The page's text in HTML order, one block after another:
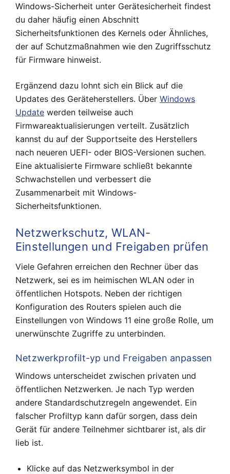
Windows-Sicherheit unter Gerätesicherheit findest
du daher häufig einen Abschnitt
Sicherheitsfunktionen des Kernels oder Ähnliches,
der auf Schutzmaßnahmen wie den Zugriffsschutz
für Firmware hinweist.
Ergänzend dazu lohnt sich ein Blick auf die
Updates des Geräteherstellers. Über Windows
Update werden teilweise auch
Firmwareaktualisierungen verteilt. Zusätzlich
kannst du auf der Supportseite des Herstellers
nach neueren UEFI- oder BIOS-Versionen suchen.
Eine aktualisierte Firmware schließt bekannte
Schwachstellen und verbessert die
Zusammenarbeit mit Windows-
Sicherheitsfunktionen.
Netzwerkschutz, WLAN-
Einstellungen und Freigaben prüfen
Viele Gefahren erreichen den Rechner über das
Netzwerk, sei es im heimischen WLAN oder in
öffentlichen Hotspots. Neben der richtigen
Konfiguration des Routers spielen auch die
Einstellungen von Windows 11 eine große Rolle, um
unerwünschte Zugriffe zu unterbinden.
Netzwerkprofilt-yp und Freigaben anpassen
Windows unterscheidet zwischen privaten und
öffentlichen Netzwerken. Je nach Typ werden
andere Standardschutzregeln angewendet. Ein
falscher Profiltyp kann dafür sorgen, dass dein
Gerät für andere Teilnehmer sichtbarer ist, als dir
lieb ist.
Klicke auf das Netzwerksymbol in der